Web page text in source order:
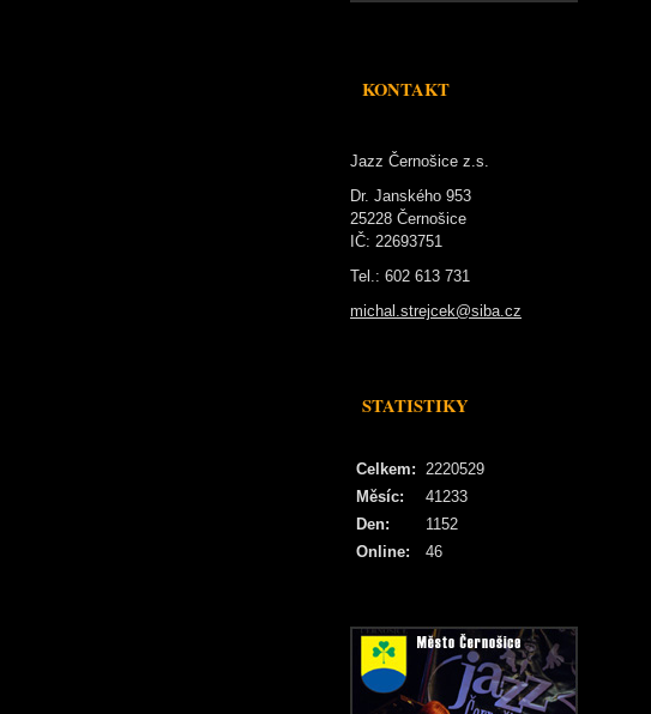
KONTAKT
Jazz Černošice z.s.
Dr. Janského 953
25228 Černošice
IČ: 22693751
Tel.: 602 613 731
michal.strejcek@siba.cz
STATISTIKY
Online: 46
Celkem: 2220529
Měsíc:
41233
Den:
1152